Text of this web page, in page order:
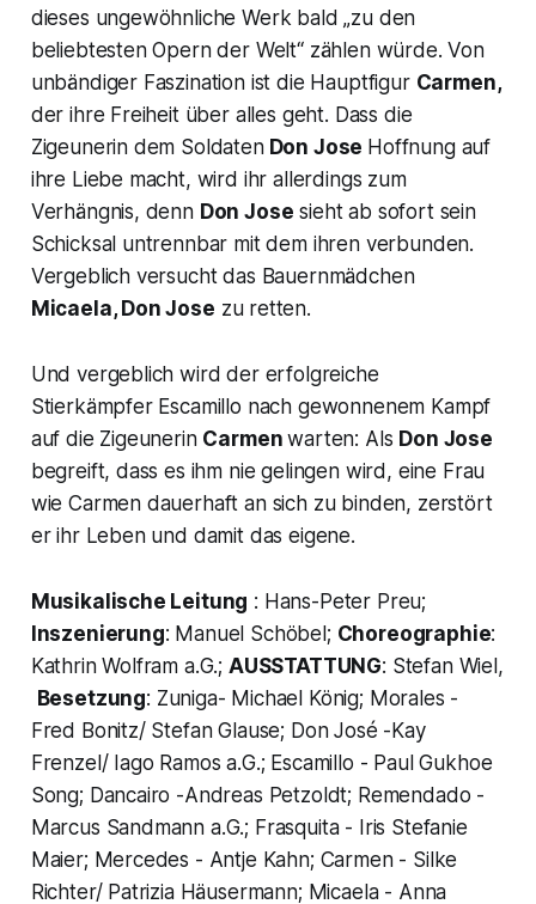
dieses ungewöhnliche Werk bald „zu den
beliebtesten Opern der Welt“ zählen würde. Von
unbändiger Faszination ist die Hauptfigur Carmen,
der ihre Freiheit über alles geht. Dass die
Zigeunerin dem SoldatenDon Jose Hoffnung auf
ihre Liebe macht, wird ihr allerdings zum
Verhängnis, denn Don Jose sieht ab sofort sein
Schicksal untrennbar mit dem ihren verbunden.
Vergeblich versucht das Bauernmädchen
Micaela, Don Jose zu retten.
Und vergeblich wird der erfolgreiche
Stierkämpfer Escamillo nach gewonnenem Kampf
auf die Zigeunerin Carmen warten: Als Don Jose
begreift, dass es ihm nie gelingen wird, eine Frau
wie Carmen dauerhaft an sich zu binden, zerstört
er ihr Leben und damit das eigene.
Musikalische Leitung : Hans-Peter Preu;
Inszenierung: Manuel Schöbel; Choreographie:
Kathrin Wolfram a.G.; AUSSTATTUNG: Stefan Wiel,
Besetzung: Zuniga- Michael König; Morales -
Fred Bonitz/ Stefan Glause; Don José -Kay
Frenzel/ Iago Ramos a.G.; Escamillo - Paul Gukhoe
Song; Dancairo -Andreas Petzoldt; Remendado -
Marcus Sandmann a.G.; Frasquita - Iris Stefanie
Maier; Mercedes - Antje Kahn; Carmen - Silke
Richter/ Patrizia Häusermann; Micaela - Anna